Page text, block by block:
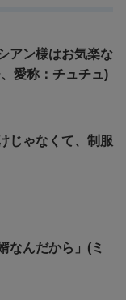
アン様はお気楽な
愛称：チュチュ)
じゃなくて、制服
なんだから」(ミ